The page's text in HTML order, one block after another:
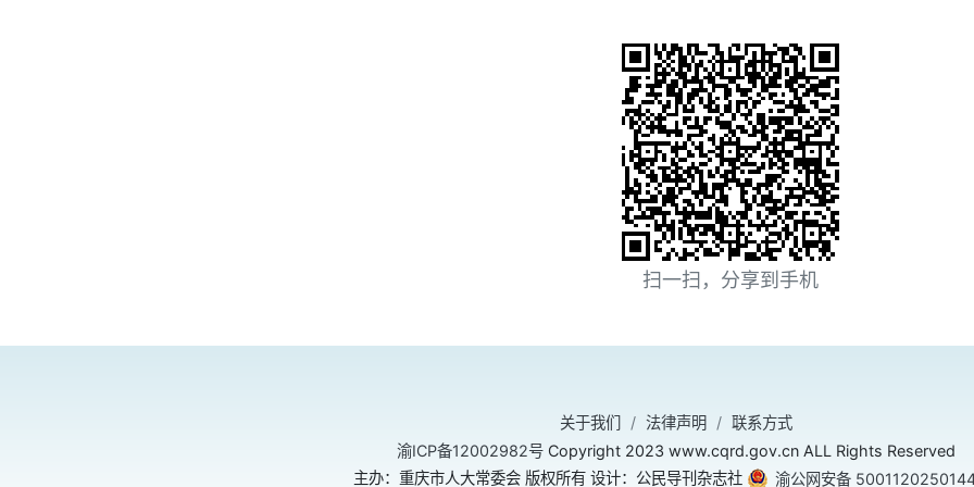
扫一扫，分享到手机
关于我们 法律声明
联系方式
渝ICP备12002982号 Copyright 2023 www.cqrd.gov.cn ALL Rights Reserved
主办：重庆市人大常委会 版权所有 设计：公民导刊杂志社
渝公网安备